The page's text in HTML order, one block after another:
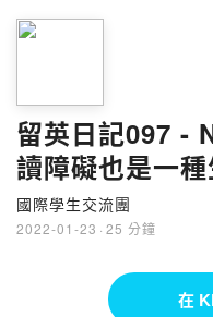
留英日記097 -
讀障礙也是一
of Life頻道推薦
國際學生交流團
2022-01-23 · 25 分鐘
在